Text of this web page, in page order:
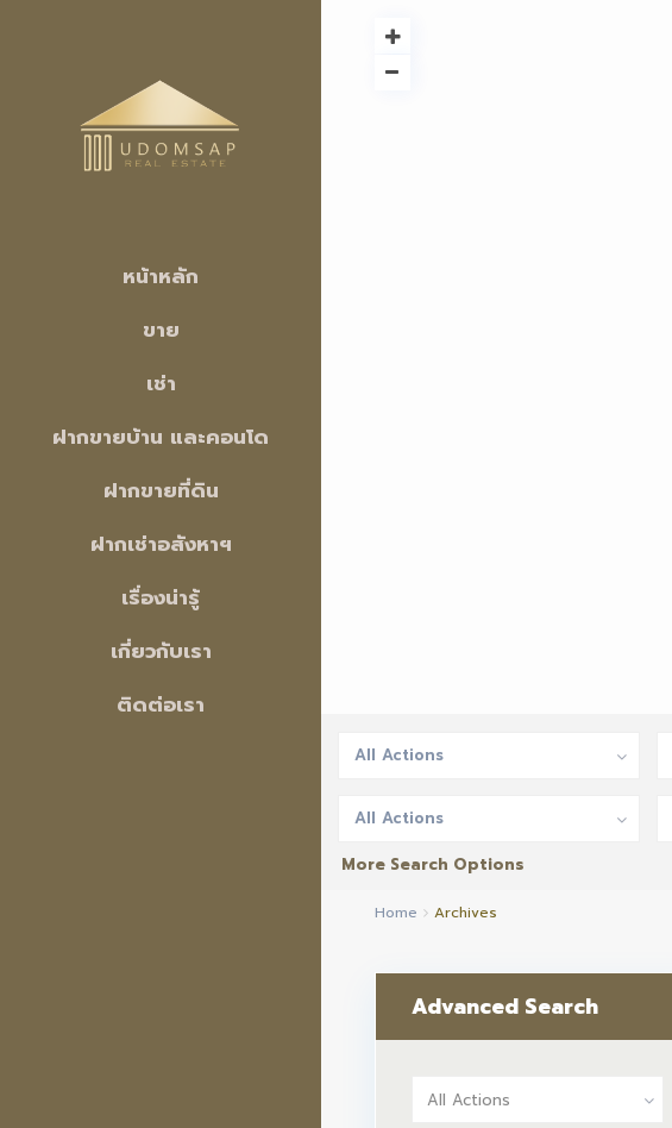
หน้าหลัก
ขาย
เช่า
ฝากขายบ้าน และคอนโด
ฝากขายที่ดิน
ฝากเช่าอสังหาฯ
เรื่องน่ารู้
เกี่ยวกับเรา
ติดต่อเรา
All Actions
All Actions
More Search Options
Home Archives
Advanced Search
All Actions